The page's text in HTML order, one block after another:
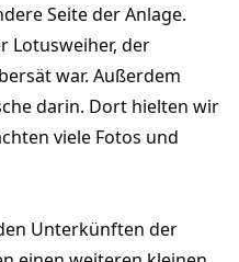
Seite der Anlage.
Lotusweiher, der
war. Außerdem
darin. Dort hielten wir
viele Fotos und
Unterkünften der